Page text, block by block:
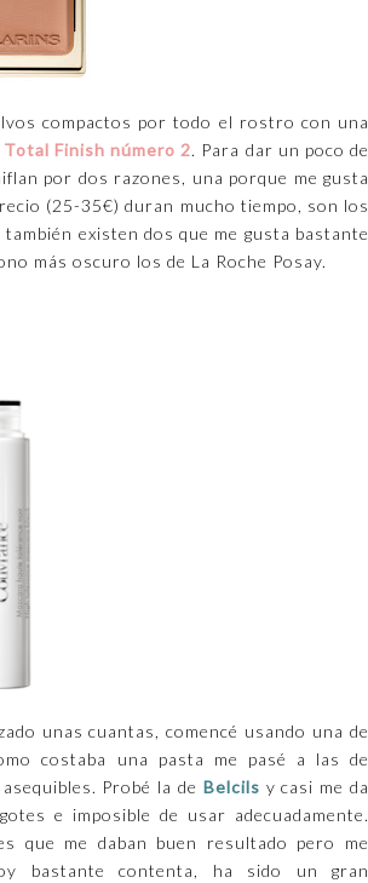
compactos por todo el rostro con una
Total Finish número 2. Para dar un poco de
por dos razones, una porque me gusta
(25-35€) duran mucho tiempo, son los
existen dos que me gusta bastante
más oscuro los de La Roche Posay.
unas cuantas, comencé usando una de
costaba una pasta me pasé a las de
Probé la de Belcils y casi me da
e imposible de usar adecuadamente.
que me daban buen resultado pero me
bastante contenta, ha sido un gran